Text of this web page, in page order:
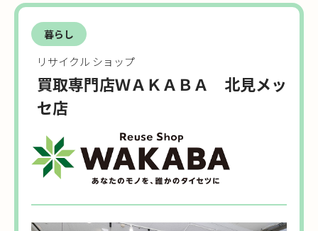
暮らし
リサイクル ショップ
買取専門店ＷＡＫＡＢＡ 北見メッ
セ店